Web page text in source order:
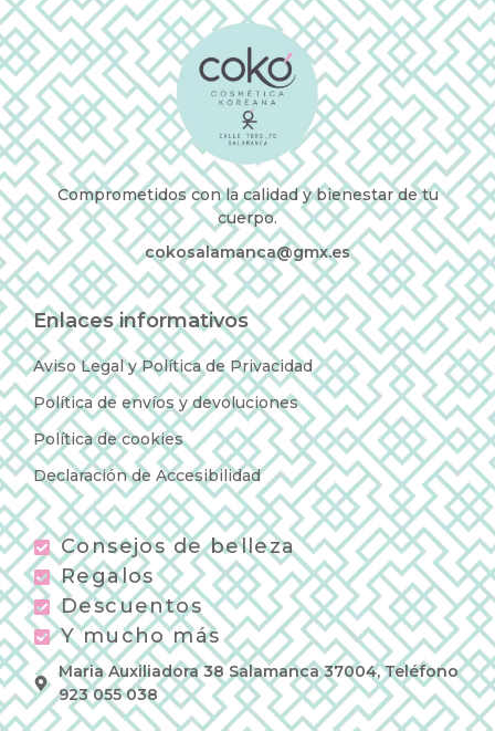
Comprometidos con la calidad y bienestar de tu
cuerpo.
cokosalamanca@gmx.es
Enlaces informativos
Aviso Legal y Política de Privacidad
Política de envíos y devoluciones
Política de cookies
Declaración de Accesibilidad
Consejos de belleza
Regalos
Descuentos
Y mucho más
Maria Auxiliadora 38 Salamanca 37004, Teléfono
923 055 038